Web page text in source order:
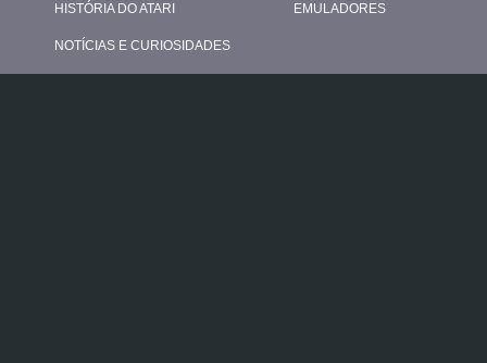
HISTÓRIA DO ATARI
NOTÍCIAS E CURIOSIDADES
EMULADORES